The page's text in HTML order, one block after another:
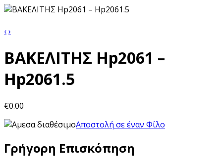
‹›
ΒΑΚΕΛΙΤΗΣ Hp2061 –
Hp2061.5
€0.00
Αποστολή σε έναν Φίλο
Γρήγορη Επισκόπηση